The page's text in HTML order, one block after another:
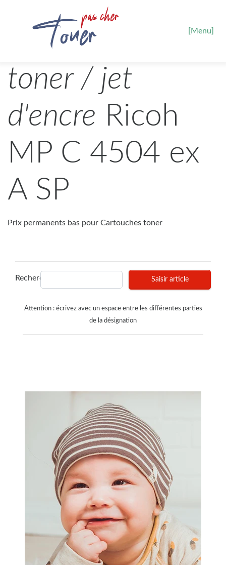
[Menu]
toner / jet
d'encre Ricoh
MP C 4504 ex
A SP
Prix permanents bas pour Cartouches toner
Recherches Saisir article
Attention : écrivez avec un espace entre les différentes parties
de la désignation